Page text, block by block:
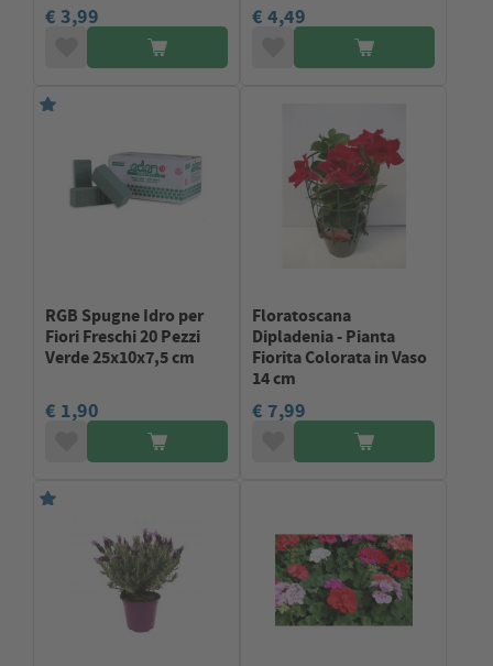
€ 3,99 € 4,49
RGB Spugne Idro per
Fiori Freschi 20 Pezzi
Verde 25x10x7,5 cm
€ 1,90
Floratoscana
Dipladenia - Pianta
Fiorita Colorata in Vaso
14 cm
€ 7,99